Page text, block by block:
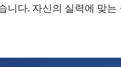
니다. 자신의 실력에 맞